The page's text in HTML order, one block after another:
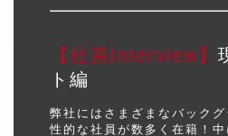
【社員Interview】
ト編
弊社にはさまざまなバック
性的な社員が数多く在籍！